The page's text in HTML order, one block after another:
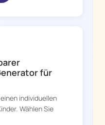
für
individuellen
Wählen Sie